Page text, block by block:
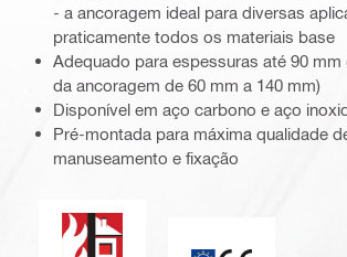
- a ancoragem ideal para diversas
praticamente todos os materiais base
Adequado para espessuras até 90
da ancoragem de 60 mm a 140 mm)
Disponível em aço carbono e aço
Pré-montada para máxima qualidade
manuseamento e fixação
Resistência ao fogo